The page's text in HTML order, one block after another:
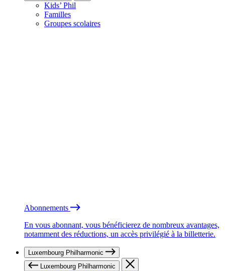
Kids’ Phil
Familles
Groupes scolaires
Abonnements
En vous abonnant, vous bénéficierez de nombreux avantages,
notamment des réductions, un accès privilégié à la billetterie.
Luxembourg Philharmonic
Luxembourg Philharmonic